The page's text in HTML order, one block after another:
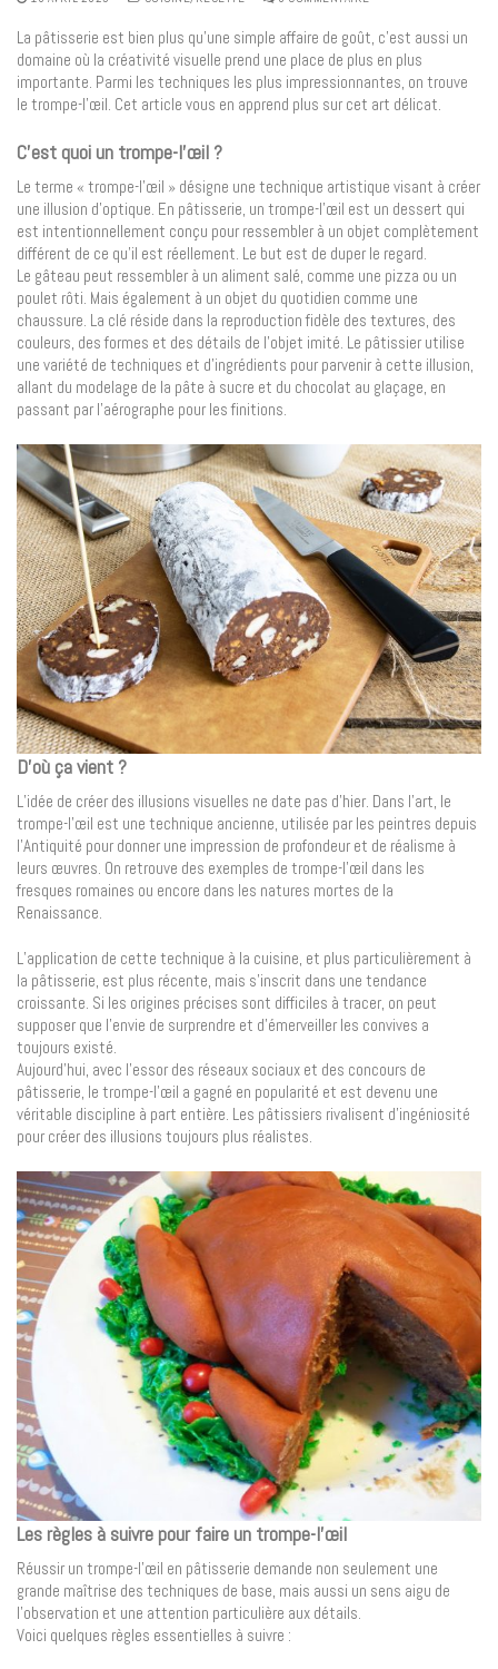
La pâtisserie est bien plus qu’une simple affaire de goût, c’est aussi un
domaine où la créativité visuelle prend une place de plus en plus
importante. Parmi les techniques les plus impressionnantes, on trouve
le trompe-l’œil. Cet article vous en apprend plus sur cet art délicat.
C’est quoi un trompe-l’œil ?
Le terme « trompe-l’œil » désigne une technique artistique visant à créer
une illusion d’optique. En pâtisserie, un trompe-l’œil est un dessert qui
est intentionnellement conçu pour ressembler à un objet complètement
différent de ce qu’il est réellement. Le but est de duper le regard.
Le gâteau peut ressembler à un aliment salé, comme une pizza ou un
poulet rôti. Mais également à un objet du quotidien comme une
chaussure. La clé réside dans la reproduction fidèle des textures, des
couleurs, des formes et des détails de l’objet imité. Le pâtissier utilise
une variété de techniques et d’ingrédients pour parvenir à cette illusion,
allant du modelage de la pâte à sucre et du chocolat au glaçage, en
passant par l’aérographe pour les finitions.
D’où ça vient ?
L’idée de créer des illusions visuelles ne date pas d’hier. Dans l’art, le
trompe-l’œil est une technique ancienne, utilisée par les peintres depuis
l’Antiquité pour donner une impression de profondeur et de réalisme à
leurs œuvres. On retrouve des exemples de trompe-l’œil dans les
fresques romaines ou encore dans les natures mortes de la
Renaissance.
L’application de cette technique à la cuisine, et plus particulièrement à
la pâtisserie, est plus récente, mais s’inscrit dans une tendance
croissante. Si les origines précises sont difficiles à tracer, on peut
supposer que l’envie de surprendre et d’émerveiller les convives a
toujours existé.
Aujourd’hui, avec l’essor des réseaux sociaux et des concours de
pâtisserie, le trompe-l’œil a gagné en popularité et est devenu une
véritable discipline à part entière. Les pâtissiers rivalisent d’ingéniosité
pour créer des illusions toujours plus réalistes.
Les règles à suivre pour faire un trompe-l’œil
Réussir un trompe-l’œil en pâtisserie demande non seulement une
grande maîtrise des techniques de base, mais aussi un sens aigu de
l’observation et une attention particulière aux détails.
Voici quelques règles essentielles à suivre :